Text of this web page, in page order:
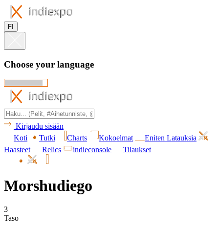
FI
Choose your language
Kirjaudu sisään
Koti
Tutki Charts Kokoelmat
Eniten Latauksia
Haasteet
Relics indieconsole Tilaukset
Morshudiego
3
Taso